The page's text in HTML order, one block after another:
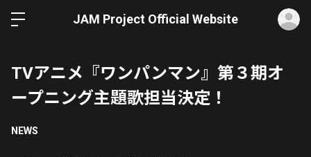
JAM Project Official Website
TVアニメ『ワンパンマン』第３期オ
ープニング主題歌担当決定！
NEWS